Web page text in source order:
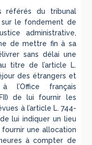
référés du tribunal
le fondement de
administrative,
de mettre fin à sa
sans délai une
titre de l’article L.
des étrangers et
l’Office français
de lui fournir les
à l’article L. 744-
lui indiquer un lieu
une allocation
à compter de